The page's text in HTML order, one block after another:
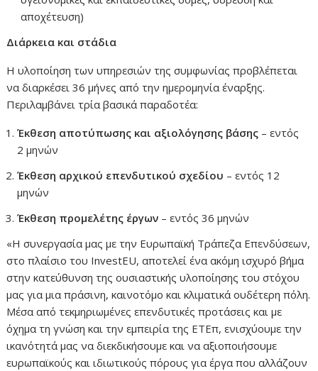
αποχέτευση)
Διάρκεια και στάδια
Η υλοποίηση των υπηρεσιών της συμφωνίας προβλέπεται
να διαρκέσει 36 μήνες από την ημερομηνία έναρξης.
Περιλαμβάνει τρία βασικά παραδοτέα:
Έκθεση αποτύπωσης και αξιολόγησης βάσης – εντός
2 μηνών
Έκθεση αρχικού επενδυτικού σχεδίου – εντός 12
μηνών
Έκθεση προμελέτης έργων – εντός 36 μηνών
«Η συνεργασία μας με την Ευρωπαϊκή Τράπεζα Επενδύσεων,
στο πλαίσιο του InvestEU, αποτελεί ένα ακόμη ισχυρό βήμα
στην κατεύθυνση της ουσιαστικής υλοποίησης του στόχου
μας για μια πράσινη, καινοτόμο και κλιματικά ουδέτερη πόλη.
Μέσα από τεκμηριωμένες επενδυτικές προτάσεις και με
όχημα τη γνώση και την εμπειρία της ΕΤΕπ, ενισχύουμε την
ικανότητά μας να διεκδικήσουμε και να αξιοποιήσουμε
ευρωπαϊκούς και ιδιωτικούς πόρους για έργα που αλλάζουν